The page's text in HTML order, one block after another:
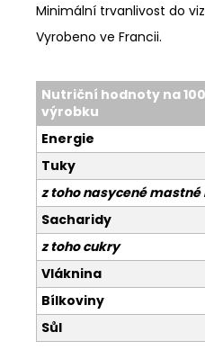
Minimální trvanlivost do
Vyrobeno ve Francii.
Nutriční hodnoty na
výrobku
Energie
Tuky
z toho nasycené
Sacharidy
z toho cukry
Vláknina
Bílkoviny
Sůl